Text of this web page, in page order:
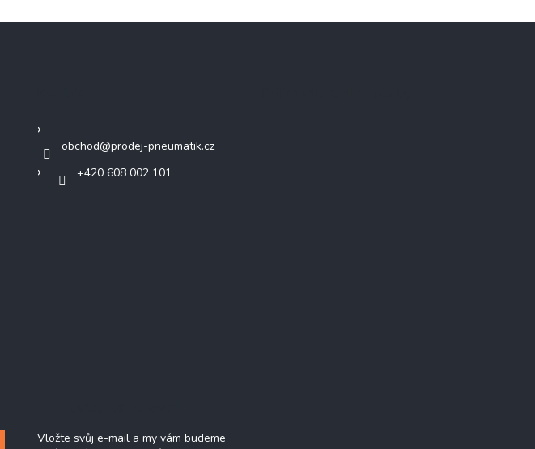
obchod@prodej-pneumatik.cz
+420 608 002 101
Vložte svůj e-mail a my vám budeme